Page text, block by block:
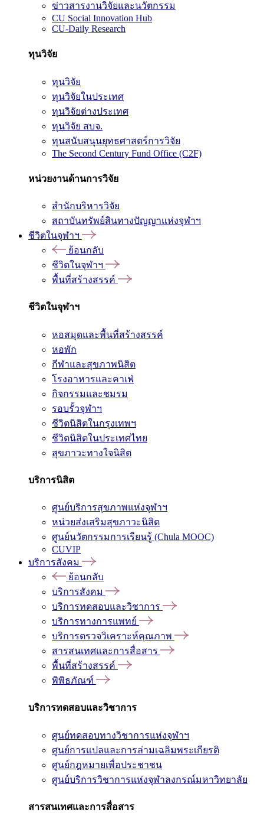
ข่าวสารงานวิจัยและนวัตกรรม
CU Social Innovation Hub
CU-Daily Research
ทุนวิจัย
ทุนวิจัย
ทุนวิจัยในประเทศ
ทุนวิจัยต่างประเทศ
ทุนวิจัย สบจ.
ทุนสนับสนุนยุทธศาสตร์การวิจัย
The Second Century Fund Office (C2F)
หน่วยงานด้านการวิจัย
สำนักบริหารวิจัย
สถาบันทรัพย์สินทางปัญญาแห่งจุฬาฯ
ชีวิตในจุฬาฯ
ย้อนกลับ
ชีวิตในจุฬาฯ
พื้นที่สร้างสรรค์
ชีวิตในจุฬาฯ
หอสมุดและพื้นที่สร้างสรรค์
หอพัก
กีฬาและสุขภาพนิสิต
โรงอาหารและคาเฟ่
กิจกรรมและชมรม
รอบรั้วจุฬาฯ
ชีวิตนิสิตในกรุงเทพฯ
ชีวิตนิสิตในประเทศไทย
สุขภาวะทางใจนิสิต
บริการนิสิต
ศูนย์บริการสุขภาพแห่งจุฬาฯ
หน่วยส่งเสริมสุขภาวะนิสิต
ศูนย์นวัตกรรมการเรียนรู้ (Chula MOOC)
CUVIP
บริการสังคม
ย้อนกลับ
บริการสังคม
บริการทดสอบและวิชาการ
บริการทางการแพทย์
บริการตรวจวิเคราะห์คุณภาพ
สารสนเทศและการสื่อสาร
พื้นที่สร้างสรรค์
พิพิธภัณฑ์
บริการทดสอบและวิชาการ
ศูนย์ทดสอบทางวิชาการแห่งจุฬาฯ
ศูนย์การแปลและการล่ามเฉลิมพระเกียรติ
ศูนย์กฎหมายเพื่อประชาชน
ศูนย์บริการวิชาการแห่งจุฬาลงกรณ์มหาวิทยาลัย
สารสนเทศและการสื่อสาร